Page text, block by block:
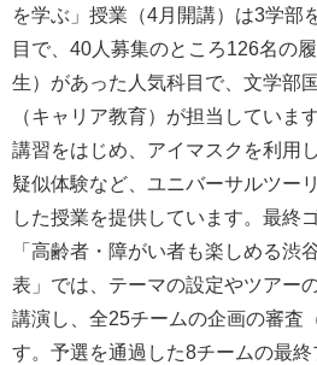
を学ぶ」授業（4月開講）は3学部
目で、40人募集のところ126名の
生）があった人気科目で、文学部
（キャリア教育）が担当していま
講習をはじめ、アイマスクを利用
疑似体験など、ユニバーサルツー
した授業を提供しています。最終
「高齢者・障がい者も楽しめる渋
表」では、テーマの設定やツアー
講演し、全25チームの企画の審査
す。予選を通過した8チームの最